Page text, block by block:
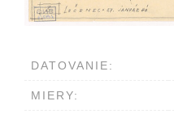
DATOVANIE:
MIERY: